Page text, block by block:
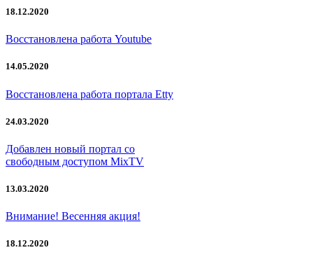
18.12.2020
Восстановлена работа Youtube
14.05.2020
Восстановлена работа портала Etty
24.03.2020
Добавлен новый портал со
свободным доступом MixTV
13.03.2020
Внимание! Весенняя акция!
18.12.2020